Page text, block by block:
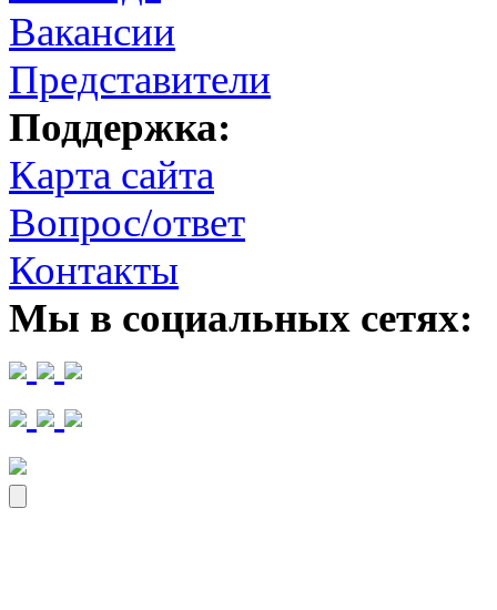
Вакансии
Представители
Поддержка:
Карта сайта
Вопрос/ответ
Контакты
Мы в социальных сетях: